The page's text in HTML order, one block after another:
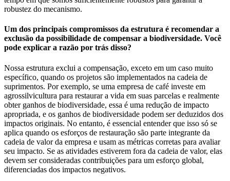
robustez do mecanismo.
Um dos principais compromissos da estrutura é recomendar a
exclusão da possibilidade de compensar a biodiversidade. Você
pode explicar a razão por trás disso?
Nossa estrutura exclui a compensação, exceto em um caso muito
específico, quando os projetos são implementados na cadeia de
suprimentos. Por exemplo, se uma empresa de café investe em
agrossilvicultura para restaurar a vida em suas parcelas e realmente
obter ganhos de biodiversidade, essa é uma redução de impacto
apropriada, e os ganhos de biodiversidade podem ser deduzidos dos
impactos originais. No entanto, é essencial entender que isso só se
aplica quando os esforços de restauração são parte integrante da
cadeia de valor da empresa e usam as métricas corretas para avaliar
seu impacto. Se as atividades estiverem fora da cadeia de valor, elas
devem ser consideradas contribuições para um esforço global,
diferenciadas dos impactos negativos.